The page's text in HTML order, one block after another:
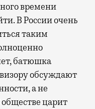
времени
В России очень
таким
батюшка
обсуждают
а не
царит